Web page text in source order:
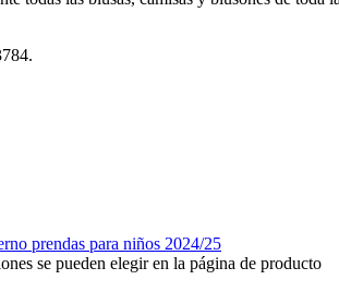
se pueden elegir en la página de producto